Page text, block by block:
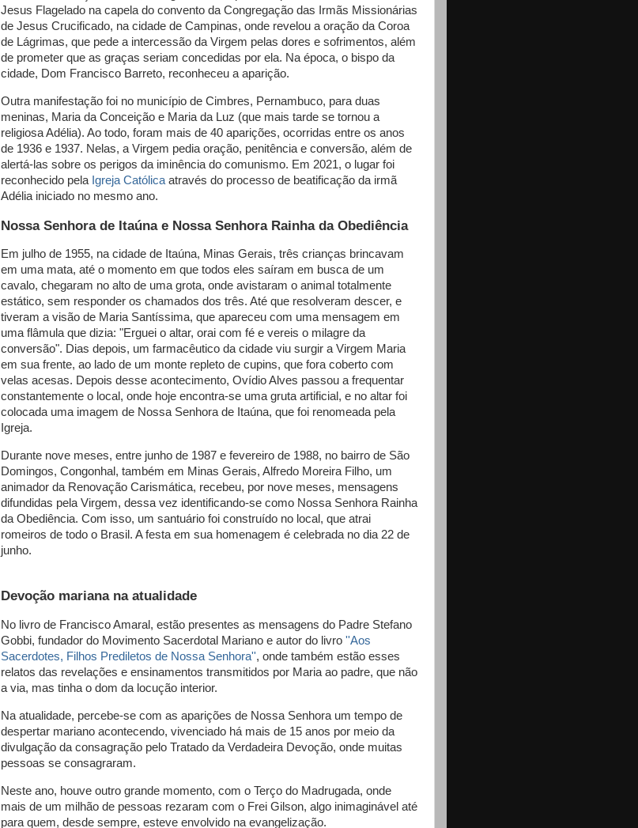
Jesus Flagelado na capela do convento da Congregação das Irmãs Missionárias
de Jesus Crucificado, na cidade de Campinas, onde revelou a oração da Coroa
de Lágrimas, que pede a intercessão da Virgem pelas dores e sofrimentos, além
de prometer que as graças seriam concedidas por ela. Na época, o bispo da
cidade, Dom Francisco Barreto, reconheceu a aparição.
Outra manifestação foi no município de Cimbres, Pernambuco, para duas
meninas, Maria da Conceição e Maria da Luz (que mais tarde se tornou a
religiosa Adélia). Ao todo, foram mais de 40 aparições, ocorridas entre os anos
de 1936 e 1937. Nelas, a Virgem pedia oração, penitência e conversão, além de
alertá-las sobre os perigos da iminência do comunismo. Em 2021, o lugar foi
reconhecido pela Igreja Católica através do processo de beatificação da irmã
Adélia iniciado no mesmo ano.
Nossa Senhora de Itaúna e Nossa Senhora Rainha da Obediência
Em julho de 1955, na cidade de Itaúna, Minas Gerais, três crianças brincavam
em uma mata, até o momento em que todos eles saíram em busca de um
cavalo, chegaram no alto de uma grota, onde avistaram o animal totalmente
estático, sem responder os chamados dos três. Até que resolveram descer, e
tiveram a visão de Maria Santíssima, que apareceu com uma mensagem em
uma flâmula que dizia: "Erguei o altar, orai com fé e vereis o milagre da
conversão". Dias depois, um farmacêutico da cidade viu surgir a Virgem Maria
em sua frente, ao lado de um monte repleto de cupins, que fora coberto com
velas acesas. Depois desse acontecimento, Ovídio Alves passou a frequentar
constantemente o local, onde hoje encontra-se uma gruta artificial, e no altar foi
colocada uma imagem de Nossa Senhora de Itaúna, que foi renomeada pela
Igreja.
Durante nove meses, entre junho de 1987 e fevereiro de 1988, no bairro de São
Domingos, Congonhal, também em Minas Gerais, Alfredo Moreira Filho, um
animador da Renovação Carismática, recebeu, por nove meses, mensagens
difundidas pela Virgem, dessa vez identificando-se como Nossa Senhora Rainha
da Obediência. Com isso, um santuário foi construído no local, que atrai
romeiros de todo o Brasil. A festa em sua homenagem é celebrada no dia 22 de
junho.
Devoção mariana na atualidade
No livro de Francisco Amaral, estão presentes as mensagens do Padre Stefano
Gobbi, fundador do Movimento Sacerdotal Mariano e autor do livro ''Aos
Sacerdotes, Filhos Prediletos de Nossa Senhora'', onde também estão esses
relatos das revelações e ensinamentos transmitidos por Maria ao padre, que não
a via, mas tinha o dom da locução interior.
Na atualidade, percebe-se com as aparições de Nossa Senhora um tempo de
despertar mariano acontecendo, vivenciado há mais de 15 anos por meio da
divulgação da consagração pelo Tratado da Verdadeira Devoção, onde muitas
pessoas se consagraram.
Neste ano, houve outro grande momento, com o Terço do Madrugada, onde
mais de um milhão de pessoas rezaram com o Frei Gilson, algo inimaginável até
para quem, desde sempre, esteve envolvido na evangelização.